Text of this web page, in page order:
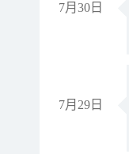
7月30日
7月29日